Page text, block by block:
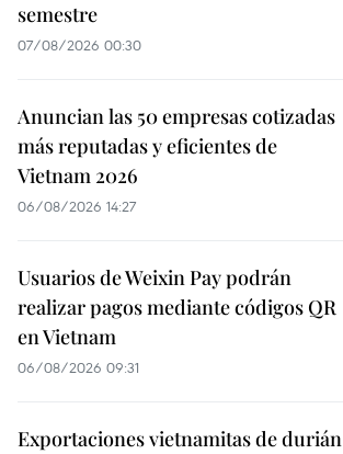
semestre
07/08/2026 00:30
Anuncian las 50 empresas cotizadas
más reputadas y eficientes de
Vietnam 2026
06/08/2026 14:27
Usuarios de Weixin Pay podrán
realizar pagos mediante códigos QR
en Vietnam
06/08/2026 09:31
Exportaciones vietnamitas de durián